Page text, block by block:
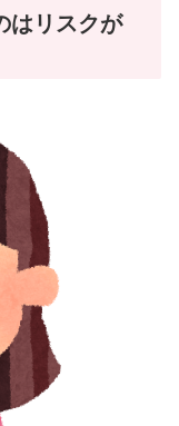
はリスクが